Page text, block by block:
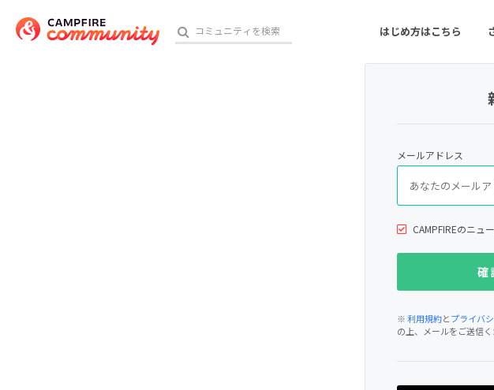
はじめ方はこちら
ゲーム・サービス開発
書籍・雑誌出版
ソーシャルグッド
メールアドレス
CAMPFIREのニュ
※利用規約とプライバ
の上、メールをご送信く